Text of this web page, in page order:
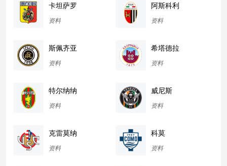
卡坦萨罗
资料
阿斯科利
资料
斯佩齐亚
资料
希塔德拉
资料
特尔纳纳
资料
威尼斯
资料
克雷莫纳
资料
科莫
资料